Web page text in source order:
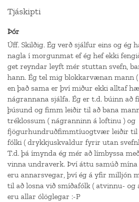
Tjáskipti
Þór
Úff. Skilðig. Ég verð sjálfur eins og ég
nagla í morgunmat ef ég hef ekki
get reyndar leyft mér stuttan svefn,
hann. Ég tel mig blokkarvænan mann
en það sama er því miður ekki alltaf
nágrannana sjálfa. Ég er t.d. búinn að
þúsund og fimm leiðir til að bana
tréklossum ( nágranninn á loftinu ) og
fjögurhundruðfimmtíuogtvær leiðir til
fólki ( drykkjuskvaldur fyrir utan
T.d. þá ímynda ég mér að límbyssa
vinna undraverk. Því áttu samúð
eru annarsvegar, því ég á yfir milljón
til að losna við smíðafólk ( atvinnu- og
eru allar ólöglegar :-P